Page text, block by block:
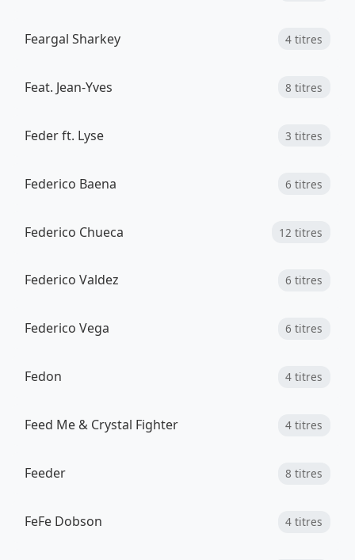
Feargal Sharkey 4 titres
Feat. Jean-Yves 8 titres
Feder ft. Lyse 3 titres
Federico Baena 6 titres
Federico Chueca 12 titres
Federico Valdez 6 titres
Federico Vega 6 titres
Fedon 4 titres
Feed Me & Crystal Fighter 4 titres
Feeder 8 titres
FeFe Dobson 4 titres